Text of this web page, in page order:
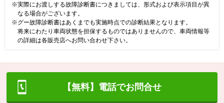
※実際にお渡しする故障診断書につきましては、形式および表示項目が異
なる場合がございます。
※グー故障診断書はあくまでも実施時点での診断結果となります。
将来にわたり車両状態を担保するものではありませんので、車両情報等
の詳細は各販売店へお問い合わせ下さい。
【無料】電話でお問合せ